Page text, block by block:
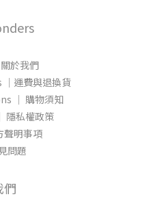
於我們
│運費與退換貨
│ 購物須知
隱私權政策
明事項
問題
們